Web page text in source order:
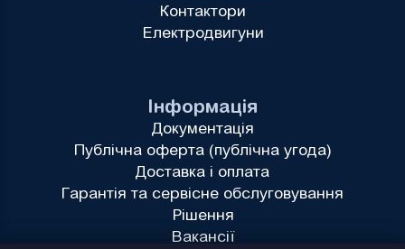
Інформація
Документація
Публічна оферта (публічна угода)
Доставка і оплата
Гарантія та сервісне обслуговування
Рішення
Вакансії
Контактори
Електродвигуни